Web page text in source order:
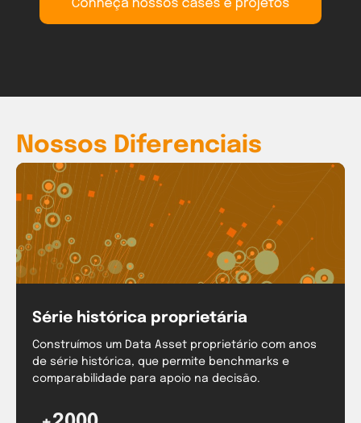
Nossos Diferenciais
Série histórica proprietária
Construímos um Data Asset proprietário com anos
de série histórica, que permite benchmarks e
comparabilidade para apoio na decisão.